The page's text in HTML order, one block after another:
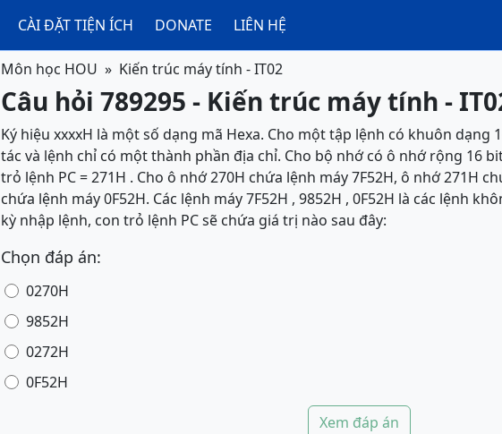
CÀI ĐẶT TIỆN ÍCH DONATE LIÊN HỆ
Môn học HOU Kiến trúc máy tính - IT02
Câu hỏi 789295 - Kiến trúc máy tính -
Ký hiệu xxxxH là một số dạng mã Hexa. Cho một tập lệnh có khuôn dạng
tác và lệnh chỉ có một thành phần địa chỉ. Cho bộ nhớ có ô nhớ rộng 16
trỏ lệnh PC = 271H . Cho ô nhớ 270H chứa lệnh máy 7F52H, ô nhớ 271H
chứa lệnh máy 0F52H. Các lệnh máy 7F52H , 9852H , 0F52H là các lệnh
kỳ nhập lệnh, con trỏ lệnh PC sẽ chứa giá trị nào sau đây:
Chọn đáp án:
0270H
9852H
0272H
0F52H
Xem đáp án